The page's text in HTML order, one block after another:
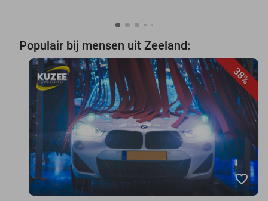
Populair bij mensen uit Zeeland:
38%
favorite_border